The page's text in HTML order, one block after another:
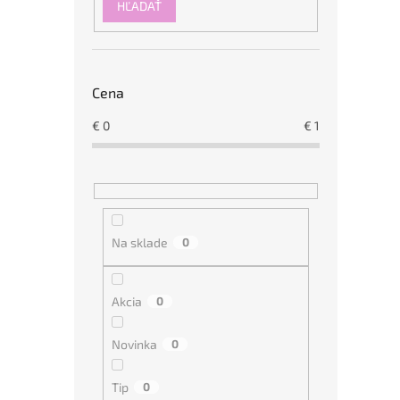
HĽADAŤ
Cena
€ 0 € 1
Na sklade 0
Akcia 0
Novinka 0
Tip 0